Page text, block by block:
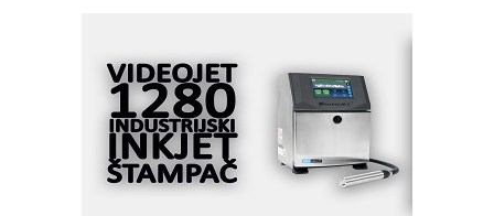
Fleksibilno stezanje i brzo
podešavanje u proizvodnji prototipova
KIP KOP – napredna rešenja za
savremene industrijske i logističke
objekte
Alba d.o.o. – 35 godina preciznosti u